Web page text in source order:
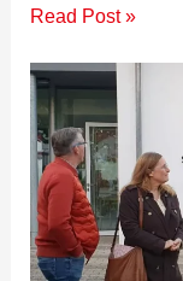
Read Post »